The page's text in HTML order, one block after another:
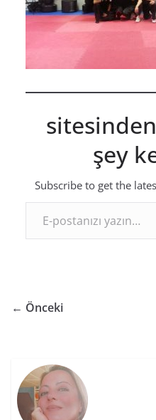
şey
Subscribe to get the
E-postanızı yazın…
← Önceki